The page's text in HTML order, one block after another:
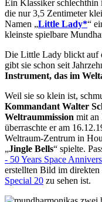
Ein Klassiker
die nur 3,5 Zentimeter
Namen „Little Lady*“
kleinste spielbare
Die Little Lady blickt auf
gibt sie schon seit
Instrument, das im
Weil sie so klein ist,
Kommandant Walter
Weltraummission mit an
überraschte er am
Weltraum-Zentrum in
„Jingle Bells“ spielte.
- 50 Years Space
erstellten Bild im
Special 20 zu sehen ist.